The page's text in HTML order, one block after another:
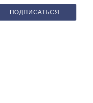
ПОДПИСАТЬСЯ